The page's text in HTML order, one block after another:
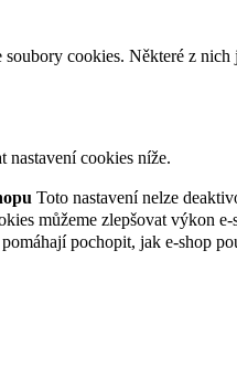
cookies. Některé z
nastavení cookies níže.
Toto nastavení nelze
můžeme zlepšovat výkon
pochopit, jak e-shop